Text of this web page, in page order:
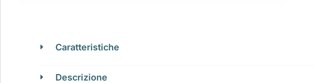
Caratteristiche
Descrizione